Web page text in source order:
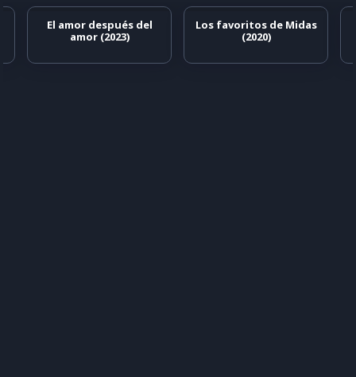
El amor después del
amor (2023)
Los favoritos de Midas
(2020)